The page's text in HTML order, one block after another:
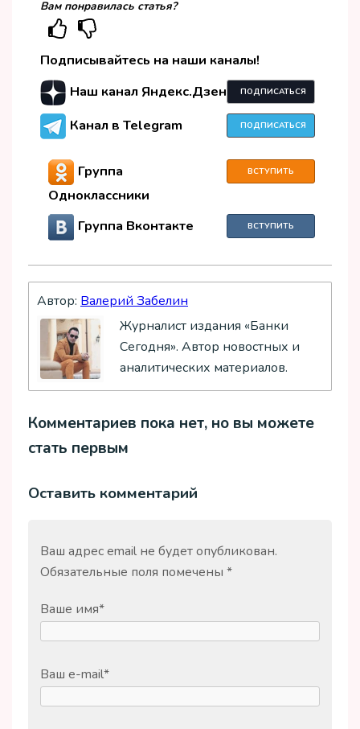
Вам понравилась статья?
Подписывайтесь на наши каналы!
Наш канал Яндекс.Дзен
ПОДПИСАТЬСЯ
Канал в Telegram ПОДПИСАТЬСЯ
Группа
Одноклассники
ВСТУПИТЬ
Группа Вконтакте ВСТУПИТЬ
Автор: Валерий Забелин
Журналист издания «Банки
Сегодня». Автор новостных и
аналитических материалов.
Комментариев пока нет, но вы можете
стать первым
Оставить комментарий
Ваш адрес email не будет опубликован.
Обязательные поля помечены *
Ваше имя*
Ваш e-mail*